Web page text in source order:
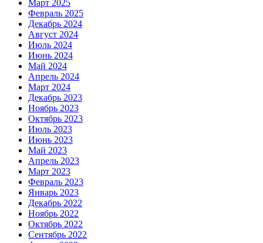
Март 2025
Февраль 2025
Декабрь 2024
Август 2024
Июль 2024
Июнь 2024
Май 2024
Апрель 2024
Март 2024
Декабрь 2023
Ноябрь 2023
Октябрь 2023
Июль 2023
Июнь 2023
Май 2023
Апрель 2023
Март 2023
Февраль 2023
Январь 2023
Декабрь 2022
Ноябрь 2022
Октябрь 2022
Сентябрь 2022